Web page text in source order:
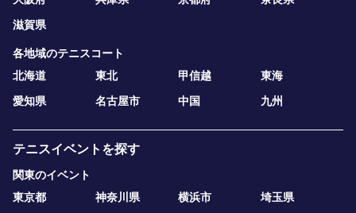
滋賀県
各地域のテニスコート
北海道
東北 甲信越
東海
愛知県
名古屋市 中国 九州
テニスイベントを探す
関東のイベント
東京都
神奈川県 横浜市
埼玉県